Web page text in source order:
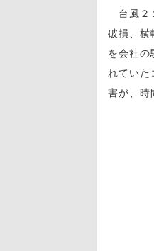
台風２
破損、横
を会社の
れていた
害が、時